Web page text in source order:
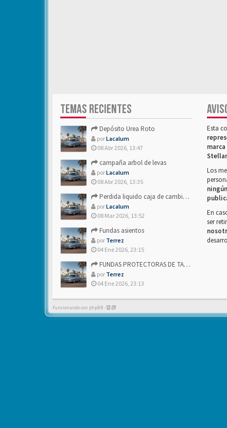
TEMAS RECIENTES
Depósito Urea Roto
porLacalum
08 Abr 2026, 13:47
campaña arbol de levas
porLacalum
08 Abr 2026, 13:35
Perdida liquido caja de cambios- Alguien sabria decirme
porLacalum
08 Mar 2026, 13:52
Fundas asientos
por Terrez
04 Ene 2026, 23:15
FUNDAS PROTECTORAS DE TAPICERIA
por Terrez
04 Ene 2026, 23:13
Esta
Los
En
ser
Funcionando con phpBB -